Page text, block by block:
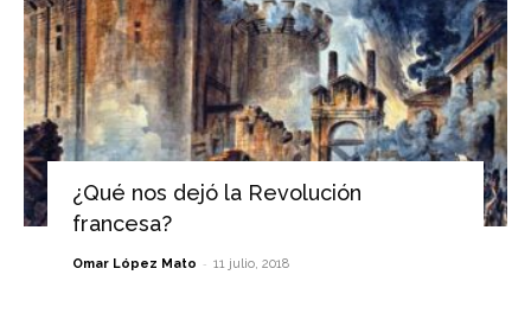
¿Qué nos dejó la Revolución
francesa?
Omar López Mato - 11 julio, 2018